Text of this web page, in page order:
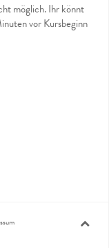
möglich. Ihr könnt
vor Kursbeginn